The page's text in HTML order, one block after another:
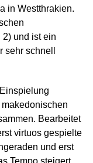
in Westthrakien.
2) und ist ein
schnell
Bearbeitet
virtuos gespielte
und erst
Tempo steigert